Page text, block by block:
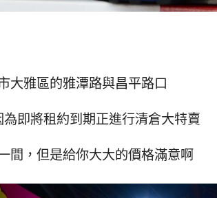
大雅區的雅潭路與昌平路口
即將租約到期正進行清倉大特賣
間，但是給你大大的價格滿意啊